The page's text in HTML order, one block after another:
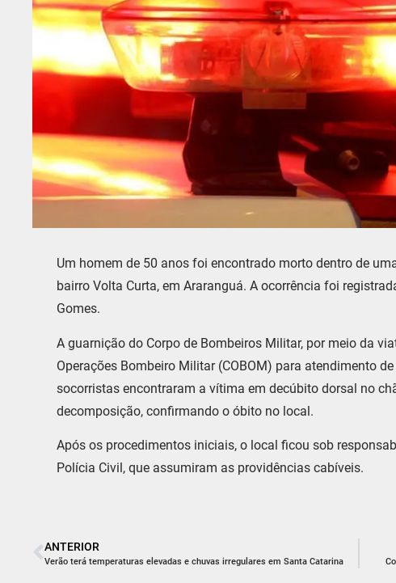
Um homem de 50 anos foi encontrado morto dentro de
bairro Volta Curta, em Araranguá. A ocorrência foi
Gomes.
A guarnição do Corpo de Bombeiros Militar, por meio da
Operações Bombeiro Militar (COBOM) para atendimento
socorristas encontraram a vítima em decúbito dorsal no
decomposição, confirmando o óbito no local.
Após os procedimentos iniciais, o local ficou sob
Polícia Civil, que assumiram as providências cabíveis.
ANTERIOR
Verão terá temperaturas elevadas e chuvas irregulares em Santa Catarina